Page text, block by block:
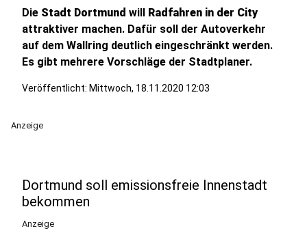
Die Stadt Dortmund will Radfahren in der City
attraktiver machen. Dafür soll der Autoverkehr
auf dem Wallring deutlich eingeschränkt werden.
Es gibt mehrere Vorschläge der Stadtplaner.
Veröffentlicht: Mittwoch, 18.11.2020 12:03
Anzeige
Dortmund soll emissionsfreie Innenstadt
bekommen
Anzeige